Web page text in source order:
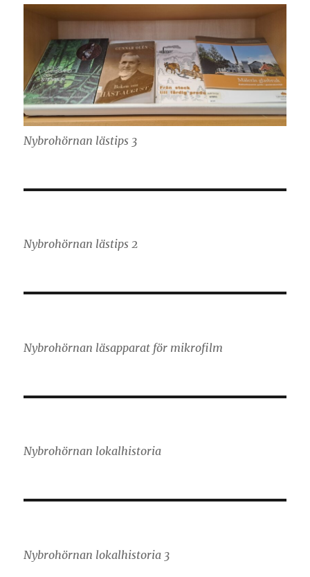
Nybrohörnan lästips 3
Nybrohörnan lästips 2
Nybrohörnan läsapparat för mikrofilm
Nybrohörnan lokalhistoria
Nybrohörnan lokalhistoria 3